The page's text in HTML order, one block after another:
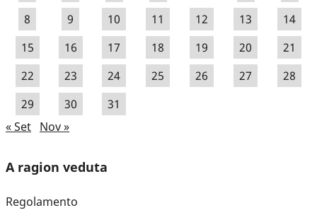
8
9 10 11 12 13
14
15
16 17 18 19 20
21
22
23 24 25 26 27
28
29
30
31
« Set Nov »
A ragion veduta
Regolamento